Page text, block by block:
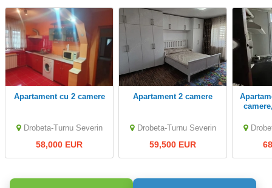
apartament cu 2 camere
Drobeta-Turnu Severin
58,000 EUR
Apartament 2 camere
Drobeta-Turnu Severin
59,500 EUR
Apartament de vanzare 2